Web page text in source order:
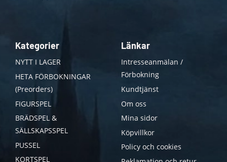
Kategorier
NYTT I LAGER
HETA FÖRBOKNINGAR
(Preorders)
FIGURSPEL
BRÄDSPEL &
SÄLLSKAPSSPEL
PUSSEL
KORTSPEL
Länkar
Intresseanmälan /
Förbokning
Kundtjänst
Om oss
Mina sidor
Köpvillkor
Policy och cookies